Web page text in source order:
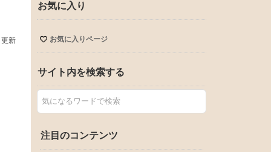
新
お気に入り
お気に入りページ
サイト内を検索する
注目のコンテンツ